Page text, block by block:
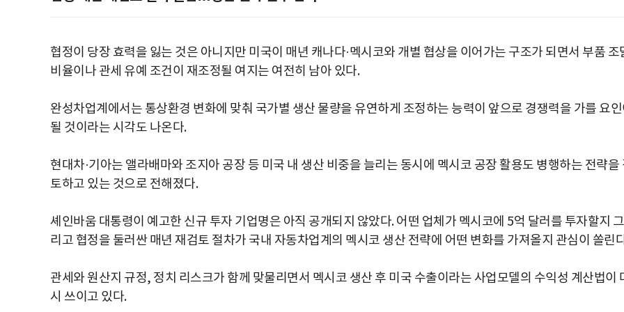
협정이 당장 효력을 잃는 것은 아니지만 미국이 매년 캐나다·멕시코와 개별 협상을 이어가는 구조가 되면서 부품 조
비율이나 관세 유예 조건이 재조정될 여지는 여전히 남아 있다.
완성차업계에서는 통상환경 변화에 맞춰 국가별 생산 물량을 유연하게 조정하는 능력이 앞으로 경쟁력을 가를 요인
될 것이라는 시각도 나온다.
현대차·기아는 앨라배마와 조지아 공장 등 미국 내 생산 비중을 늘리는 동시에 멕시코 공장 활용도 병행하는 전략을
토하고 있는 것으로 전해졌다.
셰인바움 대통령이 예고한 신규 투자 기업명은 아직 공개되지 않았다. 어떤 업체가 멕시코에 5억 달러를 투자할지 그
리고 협정을 둘러싼 매년 재검토 절차가 국내 자동차업계의 멕시코 생산 전략에 어떤 변화를 가져올지 관심이 쏠린
관세와 원산지 규정, 정치 리스크가 함께 맞물리면서 멕시코 생산 후 미국 수출이라는 사업모델의 수익성 계산법이
시 쓰이고 있다.